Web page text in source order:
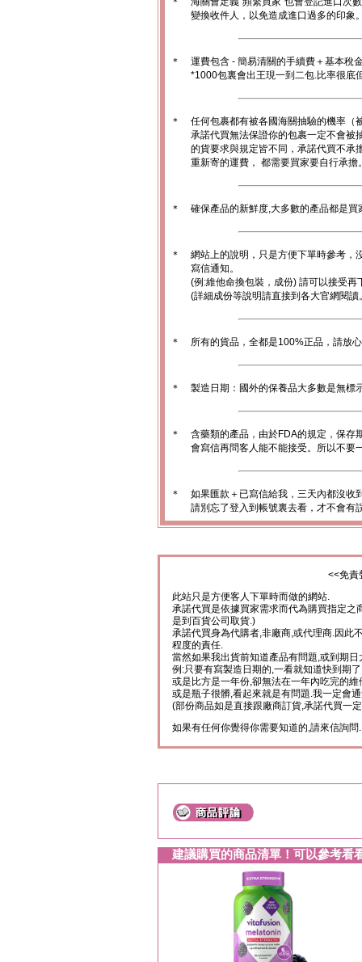
變換收件人，以免造成進口過多的印象
＊
運費包含 - 簡易清關的手續費＋基本稅
*1000包裏會出王現一到二包.比率很底
＊
任何包裹都有被各國海關抽驗的機率（
承諾代買無法保證你的包裹一定不會被
的貨要求與規定皆不同，承諾代買不承
重新寄的運費， 都需要買家要自行承擔
＊ 確保產品的新鮮度,大多數的產品都是
＊
網站上的說明，只是方便下單時參考，
寫信通知。
(例:維他命換包裝，成份) 請可以接受再
(詳細成份等說明請直接到各大官網閱讀
＊ 所有的貨品，全都是100%正品，請放
＊ 製造日期：國外的保養品大多數是無標
＊
含藥類的產品，由於FDA的規定，保存
會寫信再問客人能不能接受。所以不要
＊
如果匯款＋已寫信給我，三天內都沒收
請別忘了登入到帳號裏去看，才不會有
<<免責
此站只是方便客人下單時而做的網站.
承諾代買是依據買家需求而代為購買指定之
是到百貨公司取貨.)
承諾代買身為代購者,非廠商,或代理商.因此
程度的責任.
當然如果我出貨前知道產品有問題,或到期
例:只要有寫製造日期的,一看就知道快到期
或是比方是一年份,卻無法在一年內吃完的維
或是瓶子很髒,看起來就是有問題.我一定會
(部份商品如是直接跟廠商訂貨,承諾代買一
如果有任何你覺得你需要知道的,請來信詢問.
建議購買的商品清單！可以參考看